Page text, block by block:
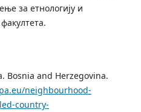
за етнологију и
Bosnia and Herzegovina.
neighbourhood-
country-